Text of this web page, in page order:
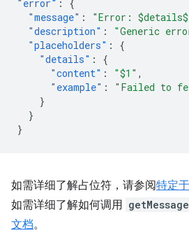
"error" :
{
"message" : "Error:
"description" :
"Generic
"placeholders" :
{
"details" :
{
"content" : "$1" ,
"example" :
"Failed to
}
}
}
如需详细了解占位符，请参阅特定
如需详细了解如何调用
文档。